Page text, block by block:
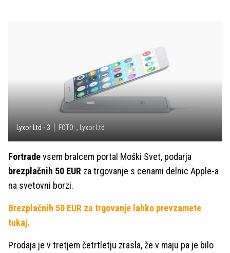
Lyxor Ltd - 3 FOTO: , Lyxor Ltd
Fortradevsem bralcem portal Moški Svet, podarja
brezplačnih 50 EUR za trgovanje s cenami delnic Apple-a
na svetovni borzi.
Brezplačnih 50 EUR za trgovanje lahko prevzamete
tukaj.
Prodaja je v tretjem četrtletju zrasla, že v maju pa je bilo